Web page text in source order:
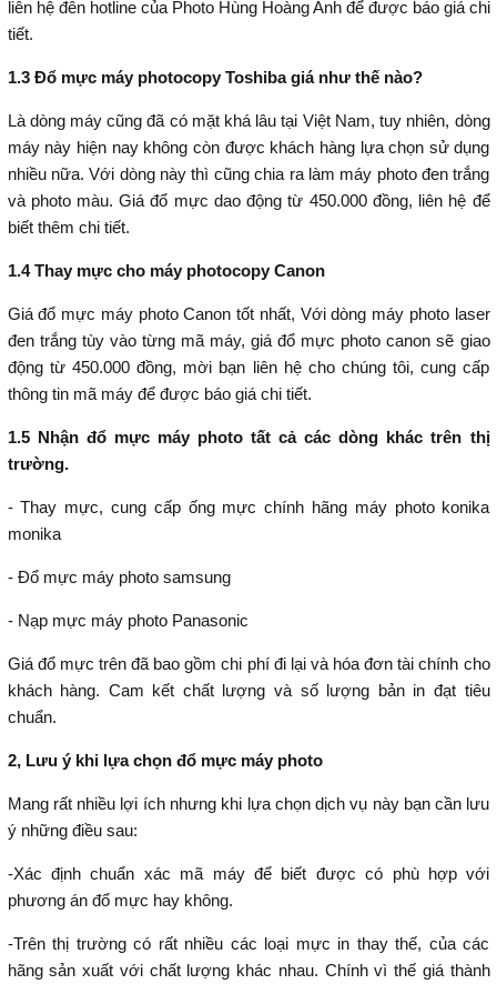
liên hệ đên hotline của Photo Hùng Hoàng Anh để được báo giá chi
tiết.
1.3 Đổ mực máy photocopy Toshiba giá như thế nào?
Là dòng máy cũng đã có mặt khá lâu tại Việt Nam, tuy nhiên, dòng
máy này hiện nay không còn được khách hàng lựa chọn sử dụng
nhiều nữa. Với dòng này thì cũng chia ra làm máy photo đen trắng
và photo màu. Giá đổ mực dao động từ 450.000 đồng, liên hệ để
biết thêm chi tiết.
1.4 Thay mực cho máy photocopy Canon
Giá đổ mực máy photo Canon tốt nhất, Với dòng máy photo laser
đen trắng tùy vào từng mã máy, giá đổ mực photo canon sẽ giao
động từ 450.000 đồng, mời bạn liên hệ cho chúng tôi, cung cấp
thông tin mã máy để được báo giá chi tiết.
1.5 Nhận đổ mực máy photo tất cả các dòng khác trên thị
trường.
- Thay mực, cung cấp ống mực chính hãng máy photo konika
monika
- Đổ mực máy photo samsung
- Nạp mực máy photo Panasonic
Giá đổ mực trên đã bao gồm chi phí đi lại và hóa đơn tài chính cho
khách hàng. Cam kết chất lượng và số lượng bản in đạt tiêu
chuẩn.
2, Lưu ý khi lựa chọn đổ mực máy photo
Mang rất nhiều lợi ích nhưng khi lựa chọn dịch vụ này bạn cần lưu
ý những điều sau:
-Xác định chuẩn xác mã máy để biết được có phù hợp với
phương án đổ mực hay không.
-Trên thị trường có rất nhiều các loại mực in thay thế, của các
hãng sản xuất với chất lượng khác nhau. Chính vì thế giá thành